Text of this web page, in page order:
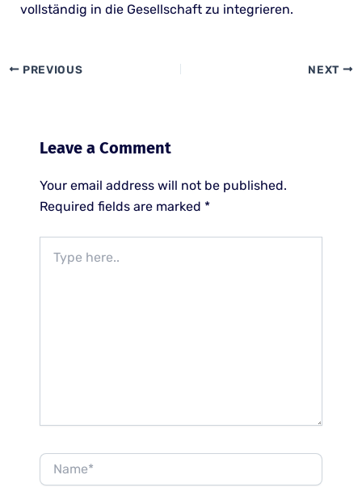
vollständig in die Gesellschaft zu integrieren.
PREVIOUS NEXT
Leave a Comment
Your email address will not be published.
Required fields are marked *
here..
Name*